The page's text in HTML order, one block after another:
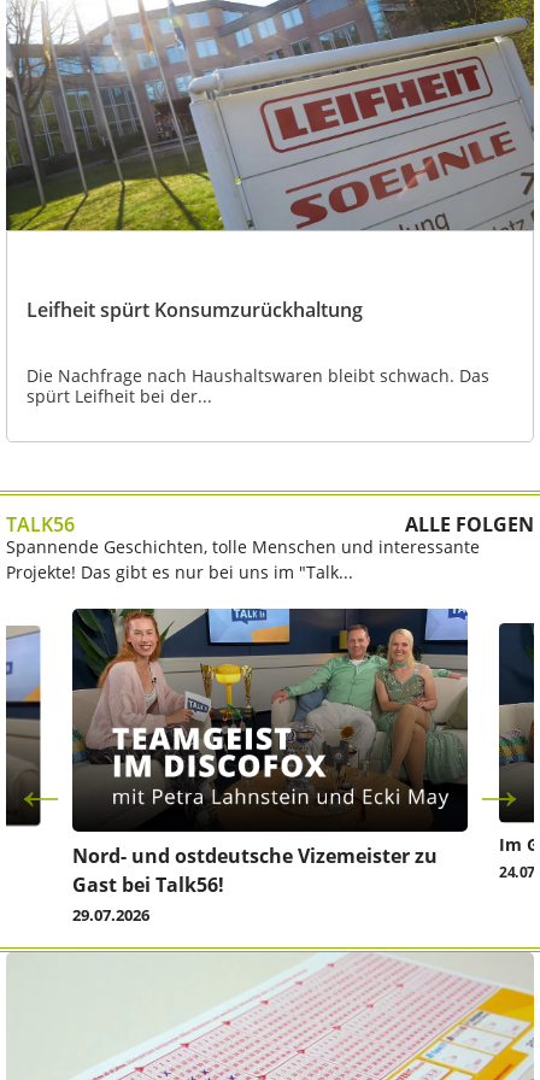
Leifheit spürt Konsumzurückhaltung
Die Nachfrage nach Haushaltswaren bleibt schwach. Das
spürt Leifheit bei der...
TALK56 ALLE FOLGEN
Spannende Geschichten, tolle Menschen und interessante
Projekte! Das gibt es nur bei uns im "Talk...
Nord- und ostdeutsche Vizemeister zu
Gast bei Talk56!
29.07.2026
Im